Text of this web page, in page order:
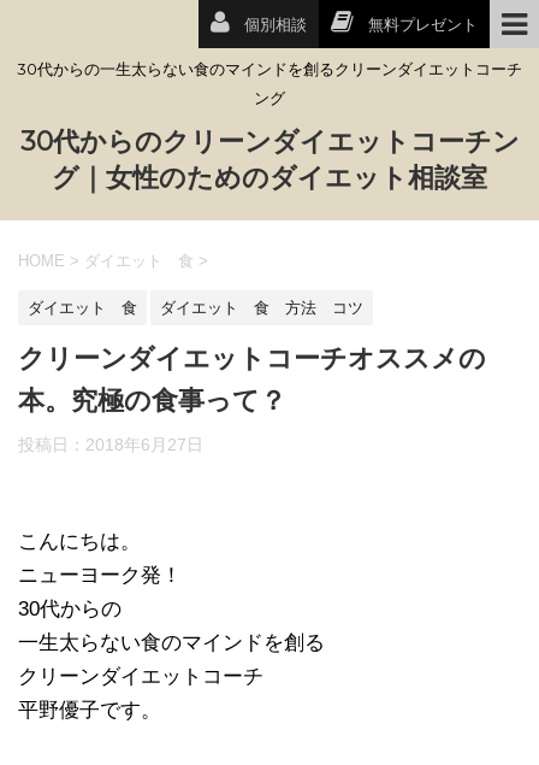
無料プレゼント
個別相談
30代からの一生太らない食のマインドを創るクリーンダイエットコーチ
ング
30代からのクリーンダイエットコーチン
グ｜女性のためのダイエット相談室
HOME > ダイエット 食 >
ダイエット 食 ダイエット 食 方法 コツ
クリーンダイエットコーチオススメの
本。究極の食事って？
投稿日： 2018年6月27日
こんにちは。
ニューヨーク発！
30代からの
一生太らない食のマインドを創る
クリーンダイエットコーチ
平野優子です。